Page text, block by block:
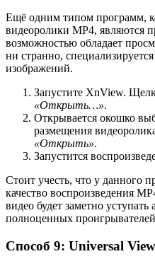
Ещё одним типом программ,
видеоролики MP4, являются
возможностью обладает
ни странно,
изображений.
Запустите XnView.
«Открыть…».
Открывается окошко
размещения
«Открыть».
Запустится
Стоит учесть, что у данного
качество воспроизведения
видео будет заметно
полноценных
Способ 9: Universal